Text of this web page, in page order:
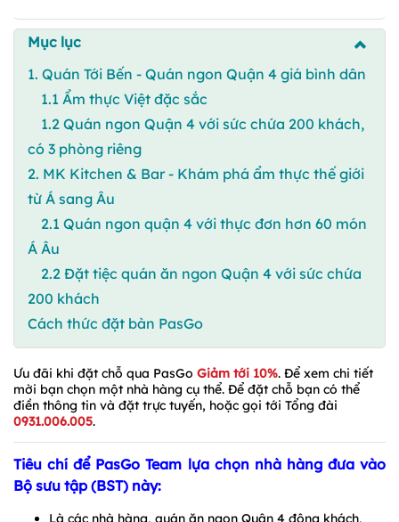
Mục lục
1. Quán Tới Bến - Quán ngon Quận 4 giá bình dân
1.1 Ẩm thực Việt đặc sắc
1.2 Quán ngon Quận 4 với sức chứa 200 khách,
có 3 phòng riêng
2. MK Kitchen & Bar - Khám phá ẩm thực thế giới
từ Á sang Âu
2.1 Quán ngon quận 4 với thực đơn hơn 60 món
Á Âu
2.2 Đặt tiệc quán ăn ngon Quận 4 với sức chứa
200 khách
Cách thức đặt bàn PasGo
Ưu đãi khi đặt chỗ qua PasGo Giảm tới 10%. Để xem chi tiết
mời bạn chọn một nhà hàng cụ thể. Để đặt chỗ bạn có thể
điền thông tin và đặt trực tuyến, hoặc gọi tới Tổng đài
0931.006.005.
Tiêu chí để PasGo Team lựa chọn nhà hàng đưa vào
Bộ sưu tập (BST) này:
Là các nhà hàng, quán ăn ngon Quận 4 đông khách,